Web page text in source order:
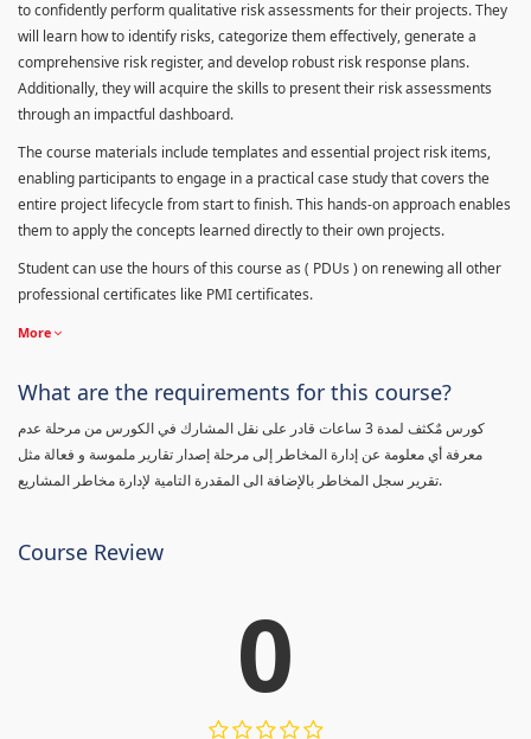
to confidently perform qualitative risk assessments for their projects. They
will learn how to identify risks, categorize them effectively, generate a
comprehensive risk register, and develop robust risk response plans.
Additionally, they will acquire the skills to present their risk assessments
through an impactful dashboard.
The course materials include templates and essential project risk items,
enabling participants to engage in a practical case study that covers the
entire project lifecycle from start to finish. This hands-on approach enables
them to apply the concepts learned directly to their own projects.
Student can use the hours of this course as ( PDUs ) on renewing all other
professional certificates like PMI certificates.
More
What are the requirements for this course?
كورس مٌكثف لمدة 3 ساعات قادر على نقل المشارك في الكورس من مرحلة عدم
معرفة أي معلومة عن إدارة المخاطر إلى مرحلة إصدار تقارير ملموسة و فعالة مثل
تقرير سجل المخاطر بالإضافة الى المقدرة التامية لإدارة مخاطر المشاريع.
Course Review
0